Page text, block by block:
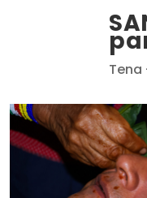
Tena